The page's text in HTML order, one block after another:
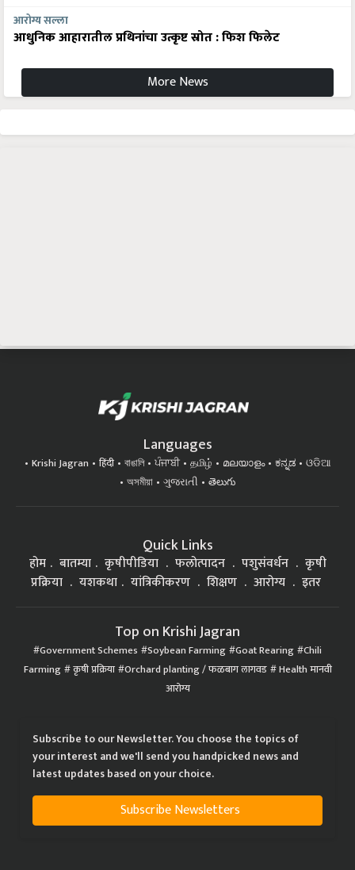
आरोग्य सल्ला
आधुनिक आहारातील प्रथिनांचा उत्कृष्ट स्रोत : फिश फिलेट
More News
Languages
Krishi Jagran हिंदी বাঙালি ਪੰਜਾਬੀ தமிழ் മലയാളം ಕನ್ನಡ
ଓଡିଆ
অসমীয়া
ગુજરાતી తెలుగు
Quick Links
होम बातम्या कृषीपीडिया फलोत्पादन पशुसंवर्धन
कृषी
प्रक्रिया
यशकथा यांत्रिकीकरण शिक्षण आरोग्य इतर
Top on Krishi Jagran
Government Schemes Soybean Farming Goat Rearing Chili
Farming कृषी प्रक्रिया Orchard planting / फळबाग लागवड Health मानवी
आरोग्य
Subscribe to our Newsletter. You choose the topics of
your interest and we'll send you handpicked news and
latest updates based on your choice.
Subscribe Newsletters